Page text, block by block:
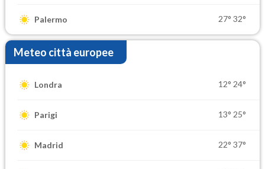
Palermo 27° 32°
Meteo città europee
Londra 12° 24°
Parigi 13° 25°
Madrid 22° 37°